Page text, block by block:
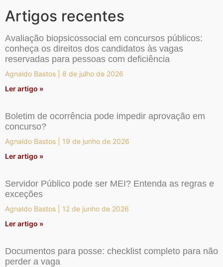
Artigos recentes
Avaliação biopsicossocial em concursos públicos:
conheça os direitos dos candidatos às vagas
reservadas para pessoas com deficiência
Agnaldo Bastos
8 de julho de 2026
Ler artigo »
Boletim de ocorrência pode impedir aprovação em
concurso?
Agnaldo Bastos
19 de junho de 2026
Ler artigo »
Servidor Público pode ser MEI? Entenda as regras e
exceções
Agnaldo Bastos
12 de junho de 2026
Ler artigo »
Documentos para posse: checklist completo para não
perder a vaga